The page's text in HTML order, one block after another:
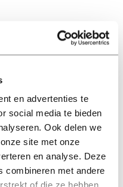
en advertenties te
social media te bieden
Ook delen we
site met onze
en analyse. Deze
combineren met andere
dus niet worden
Hoe kan het
D66 weten. “Kunnen
universiteit,
regio een goed plan
in die regio, straks
bij het kabinet om
D66-fractieleider Rob